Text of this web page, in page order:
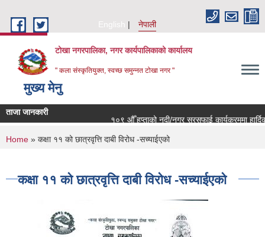
English
नेपाली
टोखा नगरपालिका, नगर कार्यपालिकाको कार्यालय
" कला संस्कृतियुक्त, स्वच्छ समुन्‍नत टोखा नगर "
मुख्य मेनु
ताजा जानकारी
१०९ औँ हप्ताको नदी/नगर सरसफाई कार्यक्रममा
You are here
Home » कक्षा ११ को छात्रवृत्ति दाबी विरोध -सच्याईएको
कक्षा ११ को छात्रवृत्ति दाबी विरोध -सच्याईएको